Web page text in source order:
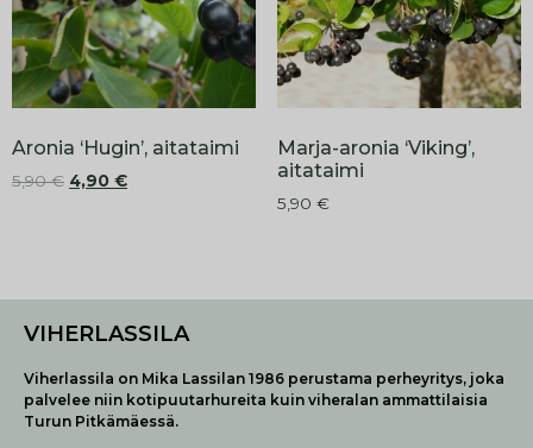
Aronia ‘Hugin’, aitataimi
5,90€ 4,90 €
Marja-aronia ‘Viking’,
aitataimi
5,90 €
VIHERLASSILA
Viherlassila on Mika Lassilan 1986 perustama perheyritys, joka
palvelee niin kotipuutarhureita kuin viheralan ammattilaisia
Turun Pitkämäessä.